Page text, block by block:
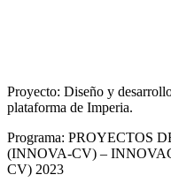
Proyecto: Diseño y
plataforma de Imperia.
Programa: PROYECTOS
(INNOVA-CV) –
CV) 2023